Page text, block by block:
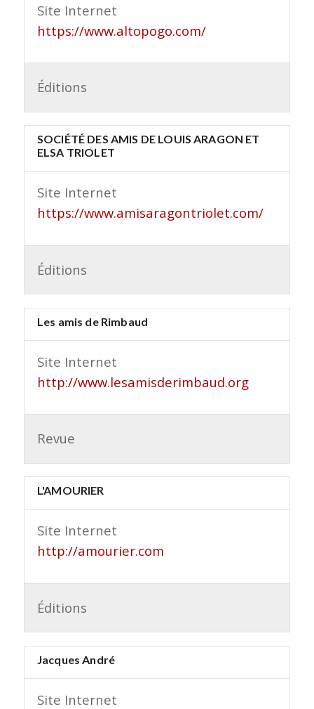
Site Internet
https://www.altopogo.com/
Éditions
SOCIÉTÉ DES AMIS DE LOUIS ARAGON ET
ELSA TRIOLET
Site Internet
https://www.amisaragontriolet.com/
Éditions
Les amis de Rimbaud
Site Internet
http://www.lesamisderimbaud.org
Revue
L'AMOURIER
Site Internet
http://amourier.com
Éditions
Jacques André
Site Internet